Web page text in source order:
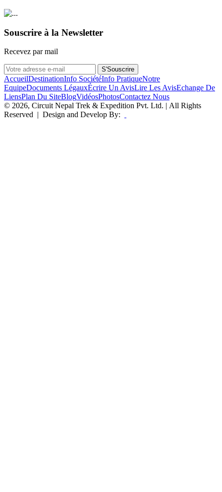
Souscrire à la Newsletter
Recevez par mail
S'Souscrire
AccueilDestinationInfo SociétéInfo PratiqueNotre
EquipeDocuments LégauxÉcrire Un AvisLire Les AvisEchange De
LiensPlan Du SiteBlogVidéosPhotosContactez Nous
© 2026, Circuit Nepal Trek & Expedition Pvt. Ltd. | All Rights
Reserved | Design and Develop By: